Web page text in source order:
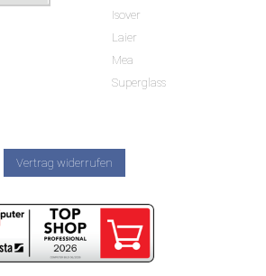
Isover
Laier
Mea
Superglass
Vertrag widerrufen